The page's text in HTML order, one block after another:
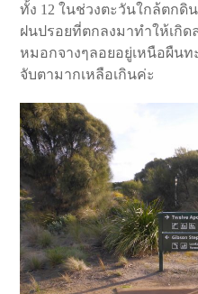
ทั้ง 12 ในช่วงตะวันใกล้ตกดิ
ฝนปรอยที่ตกลงมาทำให้เกิด
หมอกจางๆลอยอยู่เหนือผืน
จับตามากเหลือเกินค่ะ